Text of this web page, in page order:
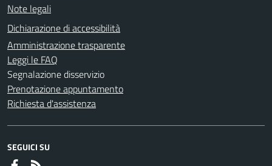
Note legali
Dichiarazione di accessibilità
Amministrazione trasparente
Leggi le FAQ
Segnalazione disservizio
Prenotazione appuntamento
Richiesta d'assistenza
SEGUICI SU